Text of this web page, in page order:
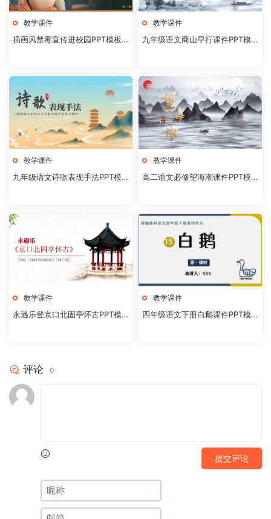
教学课件
插画风禁毒宣传进校园PPT模板2
教学课件
九年级语文商山早行课件PPT模
教学课件
九年级语文诗歌表现手法PPT模
教学课件
高二语文必修望海潮课件PPT模
教学课件
永遇乐登京口北固亭怀古PPT模
教学课件
四年级语文下册白鹅课件PPT模
评论 0
提交评论